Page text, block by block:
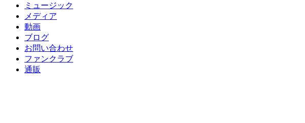
ミュージック
メディア
動画
ブログ
お問い合わせ
ファンクラブ
通販